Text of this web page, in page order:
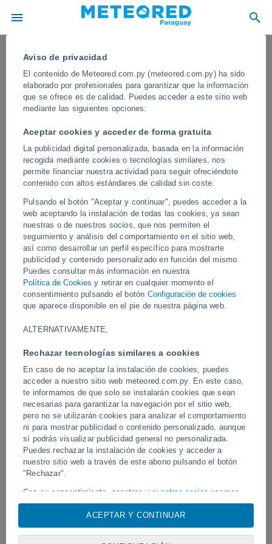
Aviso de privacidad
El contenido de Meteored.com.py (meteored.com.py) ha sido
elaborado por profesionales para garantizar que la información
que se ofrece es de calidad. Puedes acceder a este sitio web
mediante las siguientes opciones:
Aceptar cookies y acceder de forma gratuita
La publicidad digital personalizada, basada en la información
recogida mediante cookies o tecnologías similares, nos
permite financiar nuestra actividad para seguir ofreciéndote
contenido con altos estándares de calidad sin coste.
Pulsando el botón "Aceptar y continuar", puedes acceder a la
web aceptando la instalación de todas las cookies, ya sean
nuestras o de nuestros socios, que nos permiten el
seguimiento y análisis del comportamiento en el sitio web,
así como desarrollar un perfil específico para mostrarte
publicidad y contenido personalizado en función del mismo.
Puedes consultar más información en nuestra
Política de Cookies y retirar en cualquier momento el
consentimiento pulsando el botón Configuración de cookies
que aparece disponible en el pie de nuestra página web.
ALTERNATIVAMENTE,
Rechazar tecnologías similares a cookies
En caso de no aceptar la instalación de cookies, puedes
acceder a nuestro sitio web meteored.com.py. En este caso,
te informamos de que solo se instalarán cookies que sean
necesarias para garantizar la navegación por el sitio web,
pero no se utilizarán cookies para analizar el comportamiento
ni para mostrar publicidad o contenido personalizado, aunque
sí podrás visualizar publicidad general no personalizada.
Puedes rechazar la instalación de cookies y acceder a
nuestro sitio web a través de este abono pulsando el botón
"Rechazar".
Con su consentimiento, nosotros y nuestros socios usamos
cookies, identificadores únicos o tecnologías similares para
almacenar, acceder y procesar datos personales como su
visita en este sitio web, las direcciones IP y los
ACEPTAR Y CONTINUAR
Una gran granizada provoca grandes
daños en la región central de
KwaZulu-Natal, Sudáfrica
La región central de KwaZulu-Natal son conocidos por su clima
variable, donde las tormentas de granizo son relativamente
comunes debido a las condiciones atmosféricas favorables en la
región.
Vídeos
Hace 8 horas
Tornados y lluvias torrenciales en
Síguenos